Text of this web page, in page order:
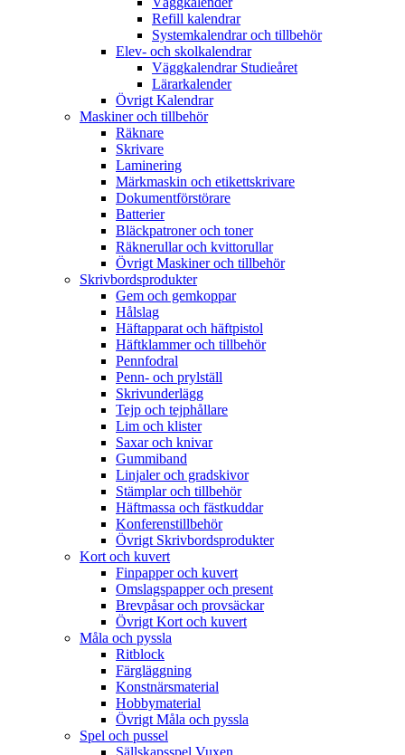
Refill kalendrar
Systemkalendrar och tillbehör
Elev- och skolkalendrar
Väggkalendrar Studieåret
Lärarkalender
Övrigt Kalendrar
Maskiner och tillbehör
Räknare
Skrivare
Laminering
Märkmaskin och etikettskrivare
Dokumentförstörare
Batterier
Bläckpatroner och toner
Räknerullar och kvittorullar
Övrigt Maskiner och tillbehör
Skrivbordsprodukter
Gem och gemkoppar
Hålslag
Häftapparat och häftpistol
Häftklammer och tillbehör
Pennfodral
Penn- och prylställ
Skrivunderlägg
Tejp och tejphållare
Lim och klister
Saxar och knivar
Gummiband
Linjaler och gradskivor
Stämplar och tillbehör
Häftmassa och fästkuddar
Konferenstillbehör
Övrigt Skrivbordsprodukter
Kort och kuvert
Finpapper och kuvert
Omslagspapper och present
Brevpåsar och provsäckar
Övrigt Kort och kuvert
Måla och pyssla
Ritblock
Färgläggning
Konstnärsmaterial
Hobbymaterial
Övrigt Måla och pyssla
Spel och pussel
Sällskapsspel Vuxen